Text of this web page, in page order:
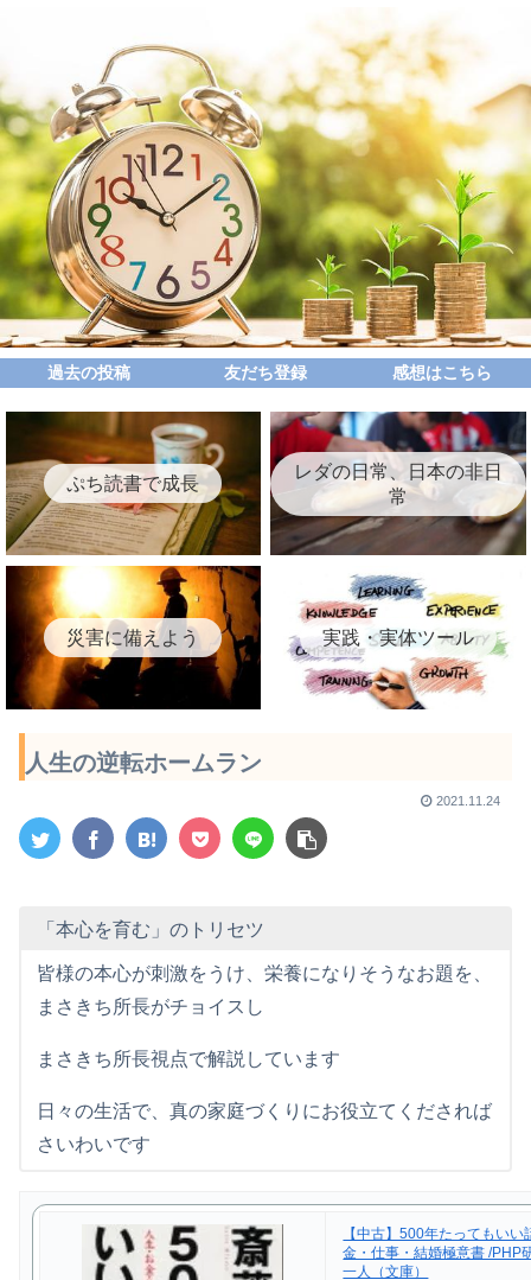
過去の投稿 友だち登録 感想はこちら
ぷち読書で成長
レダの日常、日本の非日
常
災害に備えよう 実践・実体ツール
人生の逆転ホームラン
2021.11.24
「本心を育む」のトリセツ
皆様の本心が刺激をうけ、栄養になりそうなお題を、
まさきち所長がチョイスし
まさきち所長視点で解説しています
日々の生活で、真の家庭づくりにお役立てくだされば
さいわいです
【中古】500年たってもいい
金・仕事・結婚極意書 /PHP
一人（文庫）